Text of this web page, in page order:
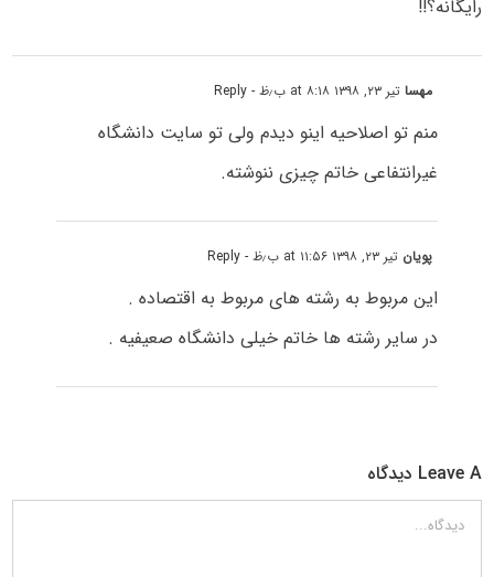
رایگانه؟!!
مهساتیر ۲۳, ۱۳۹۸ at ۸:۱۸ ب٫ظ - Reply
منم تو اصلاحیه اینو دیدم ولی تو سایت دانشگاه
غیرانتفاعی خاتم چیزی ننوشته.
پویان تیر ۲۳, ۱۳۹۸ at ۱۱:۵۶ ب٫ظ - Reply
این مربوط به رشته های مربوط به اقتصاده .
در سایر رشته ها خاتم خیلی دانشگاه صعیفیه .
Leave A دیدگاه
دیدگاه